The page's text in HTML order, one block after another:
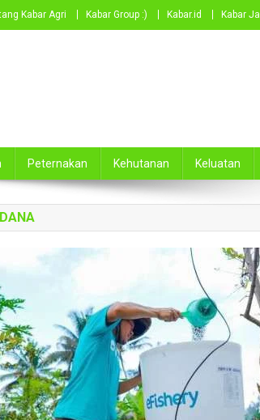
Kabar Agri Kabar Group :) Kabar.id Kabar
Peternakan Kehutanan Keluatan